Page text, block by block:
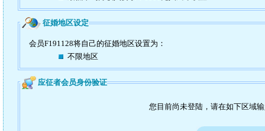
征婚地区设定
会员F191128将自己的征婚地区设置为：
不限地区
应征者会员身份验证
您目前尚未登陆，请在如下区域